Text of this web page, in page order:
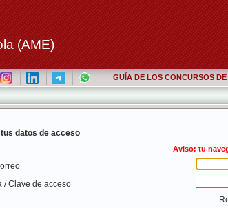
(AME)
GUÍA DE LOS CONCURSOS
tus datos de acceso
Aviso: tu
/ Clave de acceso